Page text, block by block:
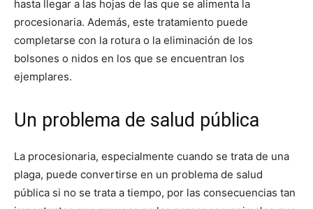
hasta llegar a las hojas de las que se alimenta la
procesionaria. Además, este tratamiento puede
completarse con la rotura o la eliminación de los
bolsones o nidos en los que se encuentran los
ejemplares.
Un problema de salud pública
La procesionaria, especialmente cuando se trata de una
plaga, puede convertirse en un problema de salud
pública si no se trata a tiempo, por las consecuencias tan